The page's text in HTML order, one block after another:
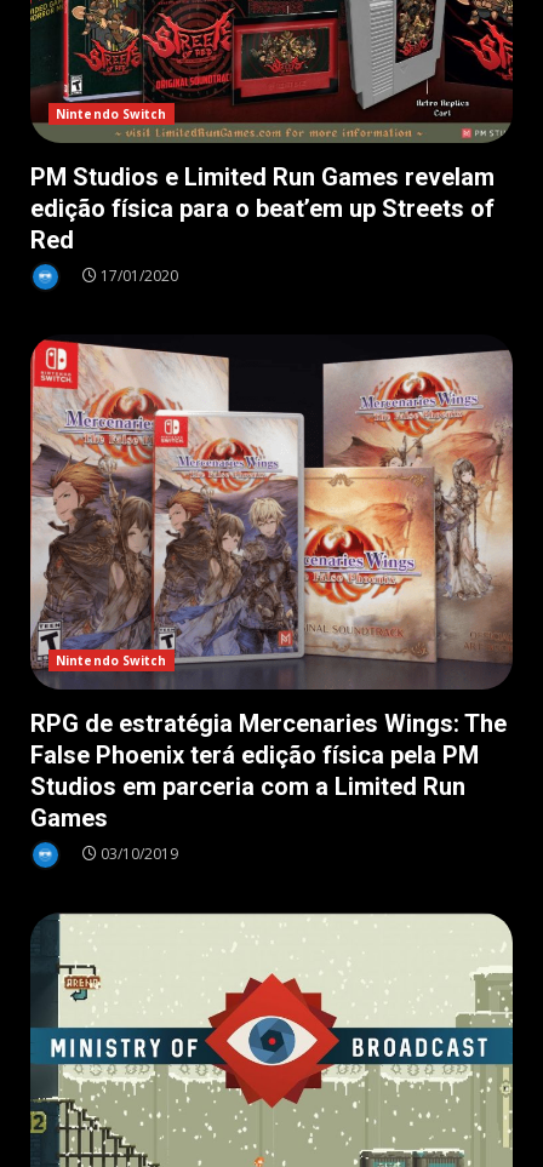
Nintendo Switch
PM Studios e Limited Run Games revelam
edição física para o beat’em up Streets of
Red
17/01/2020
Nintendo Switch
RPG de estratégia Mercenaries Wings: The
False Phoenix terá edição física pela PM
Studios em parceria com a Limited Run
Games
03/10/2019